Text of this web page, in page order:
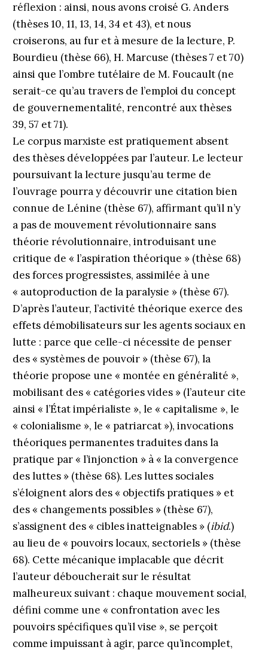
réflexion : ainsi, nous avons croisé G. Anders
(thèses 10, 11, 13, 14, 34 et 43), et nous
croiserons, au fur et à mesure de la lecture, P.
Bourdieu (thèse 66), H. Marcuse (thèses 7 et 70)
ainsi que l’ombre tutélaire de M. Foucault (ne
serait-ce qu’au travers de l’emploi du concept
de gouvernementalité, rencontré aux thèses
39, 57 et 71).
Le corpus marxiste est pratiquement absent
des thèses développées par l’auteur. Le lecteur
poursuivant la lecture jusqu’au terme de
l’ouvrage pourra y découvrir une citation bien
connue de Lénine (thèse 67), affirmant qu’il n’y
a pas de mouvement révolutionnaire sans
théorie révolutionnaire, introduisant une
critique de « l’aspiration théorique » (thèse 68)
des forces progressistes, assimilée à une
« autoproduction de la paralysie » (thèse 67).
D’après l’auteur, l’activité théorique exerce des
effets démobilisateurs sur les agents sociaux en
lutte : parce que celle-ci nécessite de penser
des « systèmes de pouvoir » (thèse 67), la
théorie propose une « montée en généralité »,
mobilisant des « catégories vides » (l’auteur cite
ainsi « l’État impérialiste », le « capitalisme », le
« colonialisme », le « patriarcat »), invocations
théoriques permanentes traduites dans la
pratique par « l’injonction » à « la convergence
des luttes » (thèse 68). Les luttes sociales
s’éloignent alors des « objectifs pratiques » et
des « changements possibles » (thèse 67),
s’assignent des « cibles inatteignables » (ibid.)
au lieu de « pouvoirs locaux, sectoriels » (thèse
68). Cette mécanique implacable que décrit
l’auteur déboucherait sur le résultat
malheureux suivant : chaque mouvement social,
défini comme une « confrontation avec les
pouvoirs spécifiques qu’il vise », se perçoit
comme impuissant à agir, parce qu’incomplet,